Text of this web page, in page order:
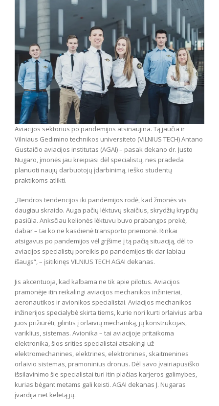
Aviacijos sektorius po pandemijos atsinaujina. Tą jaučia ir
Vilniaus Gedimino technikos universiteto (VILNIUS TECH) Antano
Gustaičio aviacijos institutas (AGAI) – pasak dekano dr. Justo
Nugaro, įmonės jau kreipiasi dėl specialistų, nes pradeda
planuoti naujų darbuotojų įdarbinimą, ieško studentų
praktikoms atlikti.
„Bendros tendencijos iki pandemijos rodė, kad žmonės vis
daugiau skraido. Auga pačių lėktuvų skaičius, skrydžių krypčių
pasiūla. Anksčiau kelionės lėktuvu buvo prabangos prekė,
dabar – tai ko ne kasdienė transporto priemonė. Rinkai
atsigavus po pandemijos vėl grįšime į tą pačią situaciją, dėl to
aviacijos specialistų poreikis po pandemijos tik dar labiau
išaugs“, – įsitikinęs VILNIUS TECH AGAI dekanas.
Jis akcentuoja, kad kalbama ne tik apie pilotus. Aviacijos
pramonėje itin reikalingi aviacijos mechanikos inžinieriai,
aeronautikos ir avionikos specialistai. Aviacijos mechanikos
inžinerijos specialybė skirta tiems, kurie nori kurti orlaivius arba
juos prižiūrėti, gilintis į orlaivių mechaniką, jų konstrukcijas,
variklius, sistemas. Avionika – tai aviacijoje pritaikoma
elektronika, šios srities specialistai atsakingi už
elektromechanines, elektrines, elektronines, skaitmenines
orlaivio sistemas, pramoninius dronus. Dėl savo įvairiapusiško
išsilavinimo šie specialistai turi itin plačias karjeros galimybes,
kurias bėgant metams gali keisti. AGAI dekanas J. Nugaras
įvardija net keletą jų.